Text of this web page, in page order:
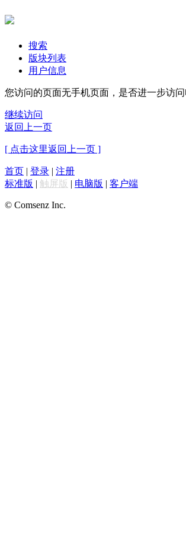
搜索
版块列表
用户信息
您访问的页面无手机页面，是否进一步访问
继续访问
返回上一页
[ 点击这里返回上一页 ]
首页 | 登录 | 注册
标准版 | 触屏版 | 电脑版 | 客户端
© Comsenz Inc.